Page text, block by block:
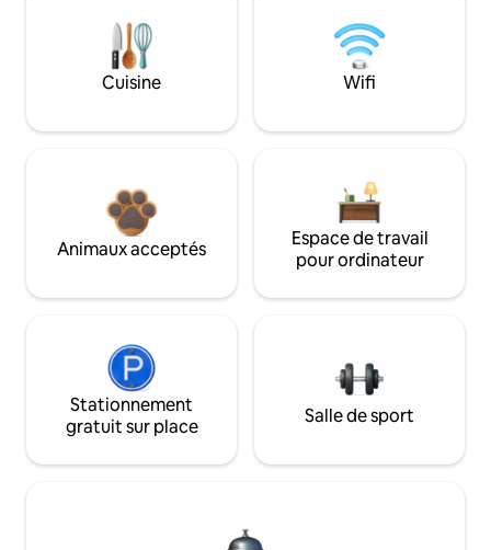
Cuisine Wifi
Animaux acceptés
Espace de travail
pour ordinateur
Stationnement
gratuit sur place
Salle de sport